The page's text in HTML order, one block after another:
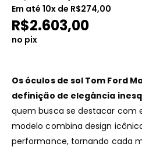
Em até 10x de R$274,00
R$2.603,00
no pix
Os óculos de sol Tom Ford
definição de elegância
quem busca se destacar com
modelo combina design
performance, tornando cada